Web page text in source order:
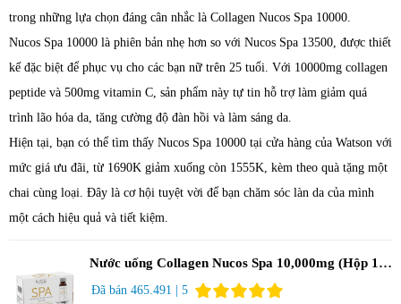
trong những lựa chọn đáng cân nhắc là Collagen Nucos Spa 10000.
Nucos Spa 10000 là phiên bản nhẹ hơn so với Nucos Spa 13500, được thiết
kế đặc biệt để phục vụ cho các bạn nữ trên 25 tuổi. Với 10000mg collagen
peptide và 500mg vitamin C, sản phẩm này tự tin hỗ trợ làm giảm quá
trình lão hóa da, tăng cường độ đàn hồi và làm sáng da.
Hiện tại, bạn có thể tìm thấy Nucos Spa 10000 tại cửa hàng của Watson với
mức giá ưu đãi, từ 1690K giảm xuống còn 1555K, kèm theo quà tặng một
chai cùng loại. Đây là cơ hội tuyệt vời để bạn chăm sóc làn da của mình
một cách hiệu quả và tiết kiệm.
Nước uống Collagen Nucos Spa 10,000mg (Hộp 10
chai x 50ml)
Đã bán 465.491 | 5